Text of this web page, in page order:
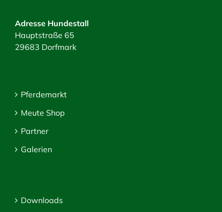
Adresse Hundestall
Hauptstraße 65
29683 Dorfmark
Pferdemarkt
Meute Shop
Partner
Galerien
Downloads